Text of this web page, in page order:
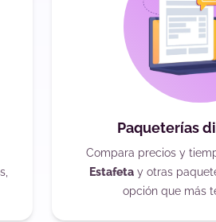
Paqueterías
Compara precios y
Estafetay otras
opción que más